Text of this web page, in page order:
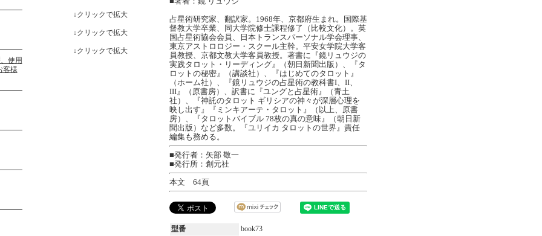
↓クリックで拡大
↓クリックで拡大
↓クリックで拡大
占星術研究家、翻訳家。1968年、京都府生まれ。国際基
督教大学卒業、同大学院修士課程修了（比較文化）。英
国占星術協会会員、日本トランスパーソナル学会理事、
東京アストロロジー・スクール主幹。平安女学院大学客
員教授、京都文教大学客員教授。著書に『鏡リュウジの
実践タロット・リーディング』（朝日新聞出版）、『タ
ロットの秘密』（講談社）、『はじめてのタロット』
（ホーム社）、『鏡リュウジの占星術の教科書I、II、
III』（原書房）、訳書に『ユングと占星術』（青土
社）、『神託のタロット ギリシアの神々が深層心理を
映し出す』『ミンキアーテ・タロット』（以上、原書
房）、『タロットバイブル 78枚の真の意味』（朝日新
聞出版）など多数。『ユリイカ タロットの世界』責任
編集も務める。
■発行者：矢部 敬一
■発行所：創元社
本文 64頁
型番
book73